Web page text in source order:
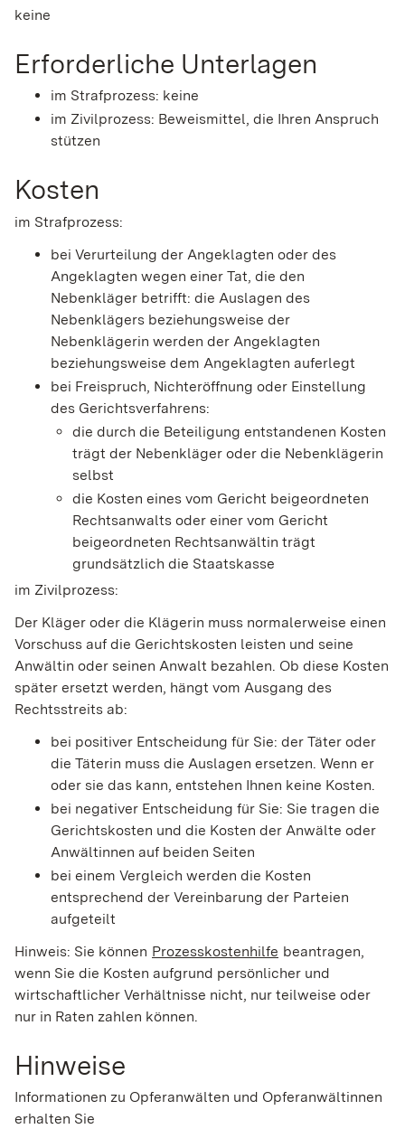
keine
Erforderliche Unterlagen
im Strafprozess: keine
im Zivilprozess: Beweismittel, die Ihren Anspruch
stützen
Kosten
im Strafprozess:
bei Verurteilung der Angeklagten oder des
Angeklagten wegen einer Tat, die den
Nebenkläger betrifft: die Auslagen des
Nebenklägers beziehungsweise der
Nebenklägerin werden der Angeklagten
beziehungsweise dem Angeklagten auferlegt
bei Freispruch, Nichteröffnung oder Einstellung
des Gerichtsverfahrens:
die durch die Beteiligung entstandenen Kosten
trägt der Nebenkläger oder die Nebenklägerin
selbst
die Kosten eines vom Gericht beigeordneten
Rechtsanwalts oder einer vom Gericht
beigeordneten Rechtsanwältin trägt
grundsätzlich die Staatskasse
im Zivilprozess:
Der Kläger oder die Klägerin muss normalerweise einen
Vorschuss auf die Gerichtskosten leisten und seine
Anwältin oder seinen Anwalt bezahlen. Ob diese Kosten
später ersetzt werden, hängt vom Ausgang des
Rechtsstreits ab:
bei positiver Entscheidung für Sie: der Täter oder
die Täterin muss die Auslagen ersetzen. Wenn er
oder sie das kann, entstehen Ihnen keine Kosten.
bei negativer Entscheidung für Sie: Sie tragen die
Gerichtskosten und die Kosten der Anwälte oder
Anwältinnen auf beiden Seiten
bei einem Vergleich werden die Kosten
entsprechend der Vereinbarung der Parteien
aufgeteilt
Hinweis: Sie können Prozesskostenhilfe beantragen,
wenn Sie die Kosten aufgrund persönlicher und
wirtschaftlicher Verhältnisse nicht, nur teilweise oder
nur in Raten zahlen können.
Hinweise
Informationen zu Opferanwälten und Opferanwältinnen
erhalten Sie